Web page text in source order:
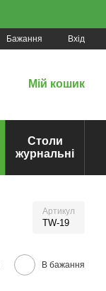
Бажання Вхід
Мій кошик
Столи
журнальні
Артикул
TW-19
В бажання